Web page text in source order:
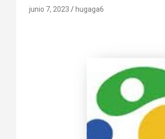
junio 7, 2023 hugaga6